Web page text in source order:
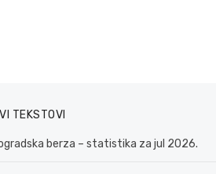
TEKSTOVI
berza – statistika za jul 2026.